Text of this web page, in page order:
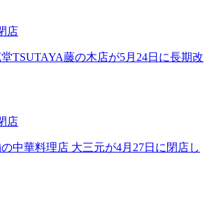
店
堂TSUTAYA藤の木店が5月24日に長期改
店
の中華料理店 大三元が4月27日に閉店し